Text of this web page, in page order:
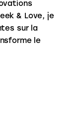
& Love, je
sur la
le